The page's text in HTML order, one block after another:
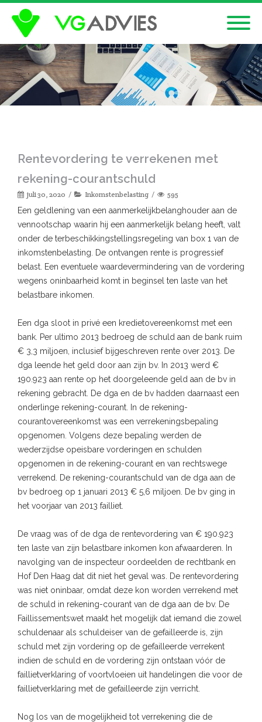
Rentevordering te verrekenen met
rekening-courantschuld
juli 30, 2020 Inkomstenbelasting 595
Een geldlening van een aanmerkelijkbelanghouder aan de
vennootschap waarin hij een aanmerkelijk belang heeft, valt
onder de terbeschikkingstellingsregeling van box 1 van de
inkomstenbelasting. De ontvangen rente is progressief
belast. Een eventuele waardevermindering van de vordering
wegens oninbaarheid komt in beginsel ten laste van het
belastbare inkomen.
Een dga sloot in privé een kredietovereenkomst met een
bank. Per ultimo 2013 bedroeg de schuld aan de bank ruim
€ 3,3 miljoen, inclusief bijgeschreven rente over 2013. De
dga leende het geld door aan zijn bv. In 2013 werd €
190.923 aan rente op het doorgeleende geld aan de bv in
rekening gebracht. De dga en de bv hadden daarnaast een
onderlinge rekening-courant. In de rekening-
courantovereenkomst was een verrekeningsbepaling
opgenomen. Volgens deze bepaling werden de
wederzijdse opeisbare vorderingen en schulden
opgenomen in de rekening-courant en van rechtswege
verrekend. De rekening-courantschuld van de dga aan de
bv bedroeg op 1 januari 2013 € 5,6 miljoen. De bv ging in
het voorjaar van 2013 failliet.
De vraag was of de dga de rentevordering van € 190.923
ten laste van zijn belastbare inkomen kon afwaarderen. In
navolging van de inspecteur oordeelden de rechtbank en
Hof Den Haag dat dit niet het geval was. De rentevordering
was niet oninbaar, omdat deze kon worden verrekend met
de schuld in rekening-courant van de dga aan de bv. De
Faillissementswet maakt het mogelijk dat iemand die zowel
schuldenaar als schuldeiser van de gefailleerde is, zijn
schuld met zijn vordering op de gefailleerde verrekent
indien de schuld en de vordering zijn ontstaan vóór de
faillietverklaring of voortvloeien uit handelingen die voor de
faillietverklaring met de gefailleerde zijn verricht.
Nog los van de mogelijkheid tot verrekening die de